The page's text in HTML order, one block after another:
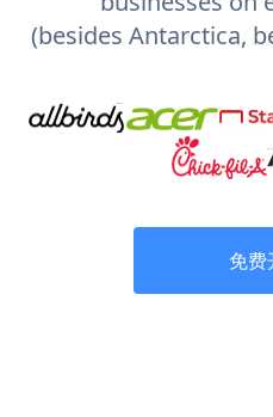
(besides Antarctica,
免费